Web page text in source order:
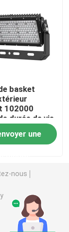
LED
basket
102000
durée de vie
une
nous